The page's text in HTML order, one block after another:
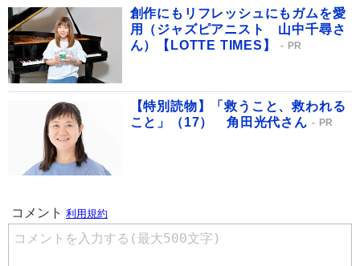
創作にもリフレッシュにもガムを愛
用（ジャズピアニスト 山中千尋さ
ん）【LOTTE TIMES】
PR
【特別読物】「救うこと、救われる
こと」（17） 角田光代さん
PR